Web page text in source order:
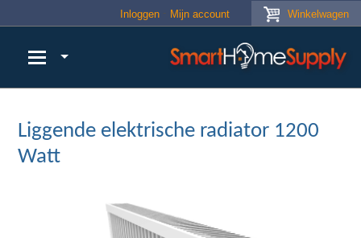
Winkelwagen
Inloggen Mijn account
Liggende elektrische radiator 1200
Watt